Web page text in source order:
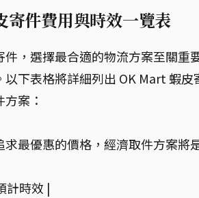
件費用與時效一覽表
，選擇最合適的物流方案至關重
以下表格將詳細列出 OK Mart 蝦
案：
最優惠的價格，經濟取件方案將
計時效 |